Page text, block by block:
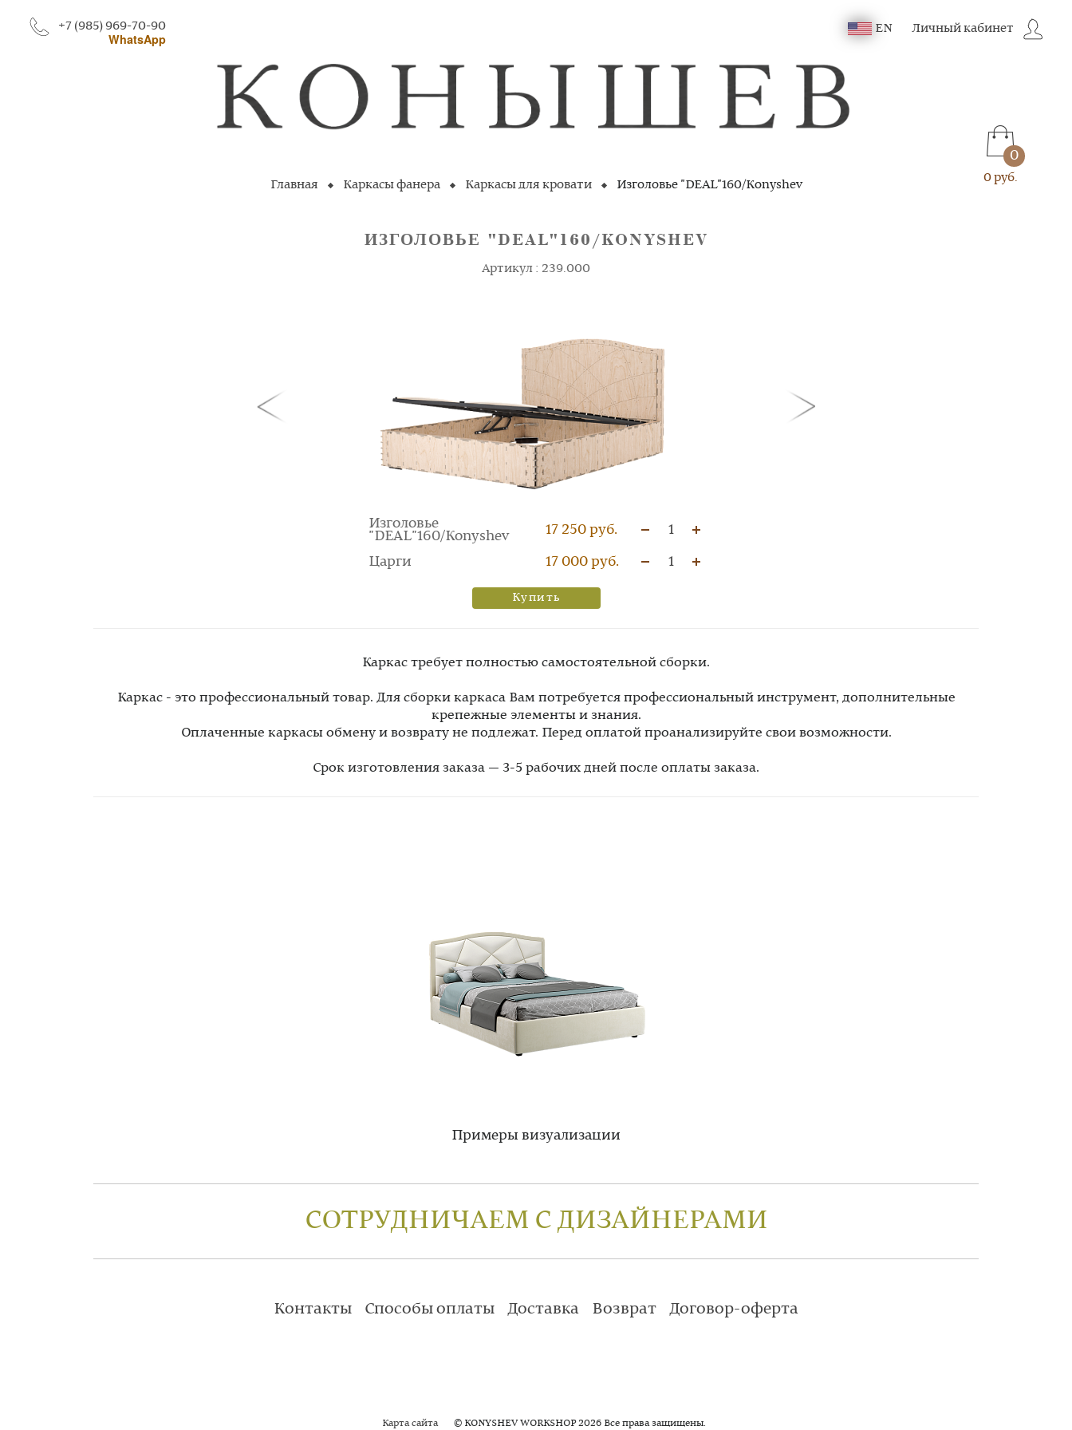
+7 (985) 969-70-90
WhatsApp
EN Личный кабинет
0
0 руб.
Главная Каркасы фанера Каркасы для кровати Изголовье "DEAL"160/Konyshev
ИЗГОЛОВЬЕ "DEAL"160/KONYSHEV
Артикул : 239.000
Изголовье
"DEAL"160/Konyshev
17 250 руб.
1
Царги
17 000 руб. 1
Купить
Каркас требует полностью самостоятельной сборки.
Каркас - это профессиональный товар. Для сборки каркаса Вам потребуется профессиональный инструмент, дополнительные
крепежные элементы и знания.
Оплаченные каркасы обмену и возврату не подлежат. Перед оплатой проанализируйте свои возможности.
Срок изготовления заказа — 3-5 рабочих дней после оплаты заказа.
Примеры визуализации
СОТРУДНИЧАЕМ С ДИЗАЙНЕРАМИ
Контакты Способы оплаты Доставка Возврат Договор-оферта
Карта сайта © KONYSHEV WORKSHOP 2026 Все права защищены.